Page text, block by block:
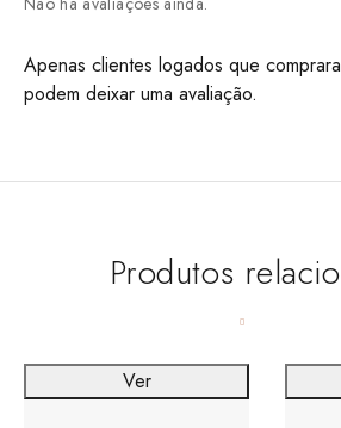
Apenas clientes logados que
podem deixar uma avaliação.
Produtos
Ver